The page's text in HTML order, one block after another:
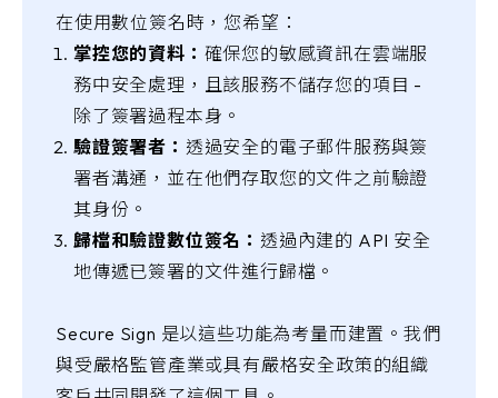
在使用數位簽名時，您希望：
掌控您的資料： 確保您的敏感資訊在雲端服
務中安全處理，且該服務不儲存您的項目 -
除了簽署過程本身。
驗證簽署者： 透過安全的電子郵件服務與簽
署者溝通，並在他們存取您的文件之前驗證
其身份。
歸檔和驗證數位簽名： 透過內建的 API 安全
地傳遞已簽署的文件進行歸檔。
Secure Sign 是以這些功能為考量而建置。我們
與受嚴格監管產業或具有嚴格安全政策的組織